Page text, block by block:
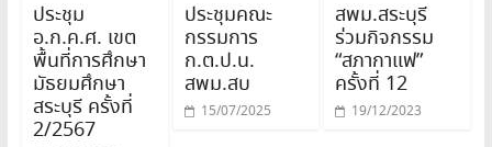
ประชุม
อ.ก.ค.ศ. เขต
พื้นที่การศึกษา
มัธยมศึกษา
สระบุรี ครั้งที่
2/2567
ประชุมคณะ
กรรมการ
ก.ต.ป.น.
สพม.สบ
15/07/2025
สพม.สระบุรี
ร่วมกิจกรรม
“สภากาแฟ”
ครั้งที่ 12
19/12/2023